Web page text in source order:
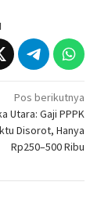
Pos berikutnya
Utara: Gaji PPPK
Disorot, Hanya
Rp250–500 Ribu